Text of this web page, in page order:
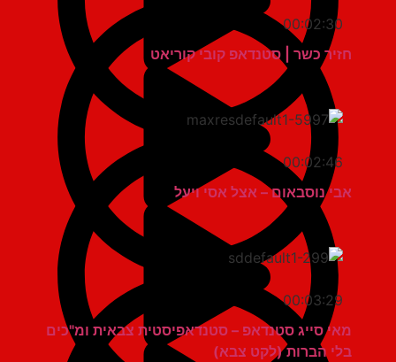
00:02:30
חזיר כשר | סטנדאפ קובי קוריאט
00:02:46
אבי נוסבאום – אצל אסי ויעל
00:03:29
מאי סייג סטנדאפ – סטנדאפיסטית צבאית ומ"כים
בלי הברות (לקט צבא)